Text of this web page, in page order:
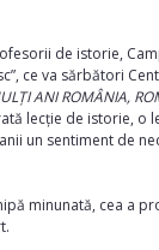
de istorie,
ce va sărbători
ANI ROMÂNIA,
lecție de istorie, o
un sentiment de
minunată, cea a